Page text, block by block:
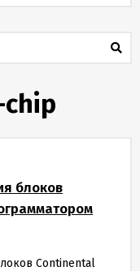
блоков
Continental